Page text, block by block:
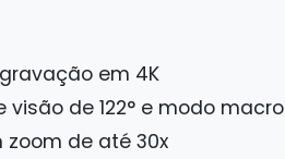
em 4K
visão de 122° e modo macro
zoom de até 30x